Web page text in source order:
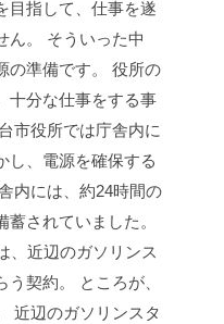
目指して、仕事を遂
。
そういった中
準備です。
役所の
十分な仕事をする事
市役所では庁舎内に
し、電源を確保する
内には、約24時間の
されていました。
、近辺のガソリンス
契約。
ところが、
近辺のガソリンスタ